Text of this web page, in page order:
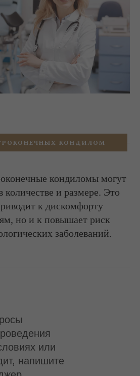
КОНДИЛОМ
кондиломы могут
количестве и размере. Это
к дискомфорту
но и к повышает риск
заболеваний.
или
напишите